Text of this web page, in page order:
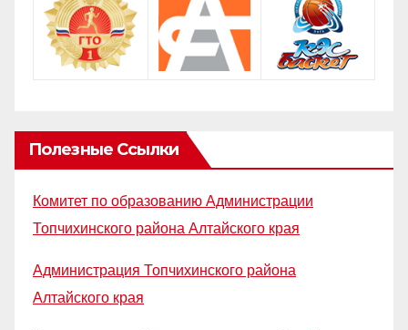
Полезные Ссылки
Комитет по образованию Администрации
Топчихинского района Алтайского края
Администрация Топчихинского района
Алтайского края